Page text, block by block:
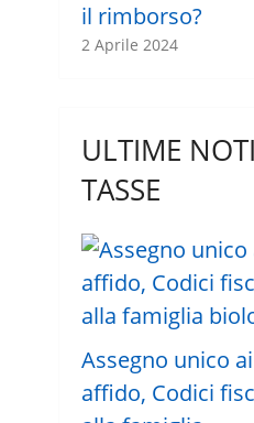
il rimborso?
2 Aprile 2024
ULTIME
TASSE
Assegno unico
affido, Codici